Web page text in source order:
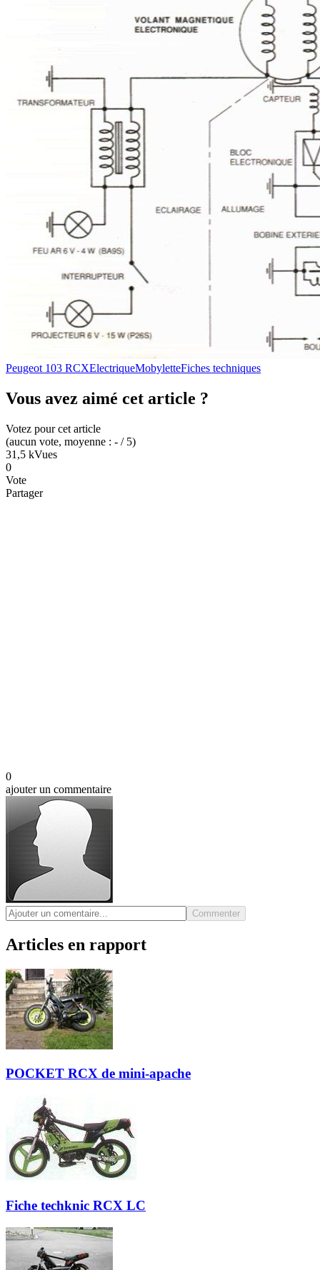
Peugeot 103 RCXElectriqueMobyletteFiches techniques
Vous avez aimé cet article ?
Votez pour cet article
(aucun vote, moyenne : - / 5)
31,5 kVues
0
Vote
Partager
0
ajouter un commentaire
Commenter
Articles en rapport
POCKET RCX de mini-apache
Fiche techknic RCX LC